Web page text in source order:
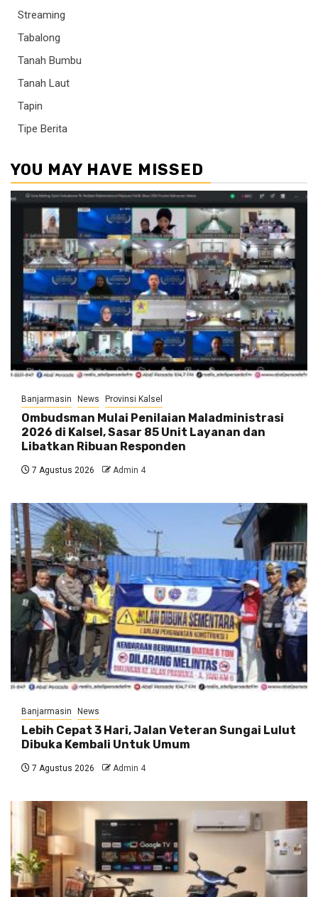
Streaming
Tabalong
Tanah Bumbu
Tanah Laut
Tapin
Tipe Berita
YOU MAY HAVE MISSED
Banjarmasin News Provinsi Kalsel
Ombudsman Mulai Penilaian Maladministrasi
2026 di Kalsel, Sasar 85 Unit Layanan dan
Libatkan Ribuan Responden
7 Agustus 2026 Admin 4
Banjarmasin News
Lebih Cepat 3 Hari, Jalan Veteran Sungai Lulut
Dibuka Kembali Untuk Umum
7 Agustus 2026 Admin 4